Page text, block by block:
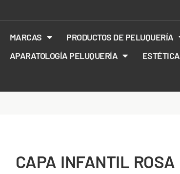
MARCAS PRODUCTOS DE PELUQUERÍA
APARATOLOGÍA PELUQUERÍA
ESTÉTICA
CAPA INFANTIL ROSA